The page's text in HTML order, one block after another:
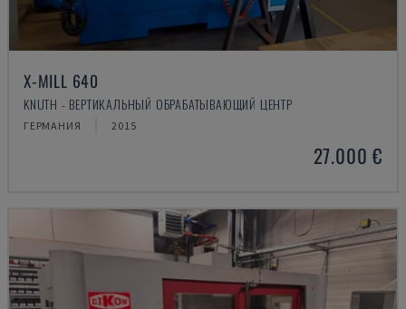
X-MILL 640
KNUTH - ВЕРТИКАЛЬНЫЙ ОБРАБАТЫВАЮЩИЙ ЦЕНТР
ГЕРМАНИЯ 2015
27.000 €